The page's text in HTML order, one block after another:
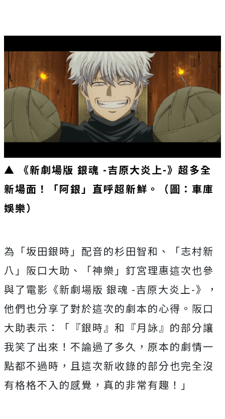
▲ 《新劇場版 銀魂 -吉原大炎上-》超多全
新場面！「阿銀」直呼超新鮮。（圖：車庫
娛樂）
為「坂田銀時」配音的杉田智和、「志村新
八」阪口大助、「神樂」釘宮理惠這次也參
與了電影《新劇場版 銀魂 -吉原大炎上-》，
他們也分享了對於這次的劇本的心得。阪口
大助表示：「『銀時』和『月詠』的部分讓
我笑了出來！不論過了多久，原本的劇情一
點都不過時，且這次新收錄的部分也完全沒
有格格不入的感覺，真的非常有趣！」